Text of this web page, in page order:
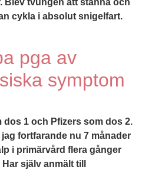
Blev tvungen att stanna och
cykla i absolut snigelfart.
pga av
symptom
1 och Pfizers som dos 2.
fortfarande nu 7 månader
i primärvård flera gånger
själv anmält till